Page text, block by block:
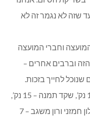
שזה לא נגמר זה לא
וחברי המועצה
וברבים אחרים –
לחייך בזכות.
הרבו לקלוע לכפר ורדים: גב מירקין – 15 נק’, שקד תמנה – 15 נק’,
נוה פרצי – 12 נק’, נדב קלנר – 10 נק’, אלון חמזני ורון משגב – 7